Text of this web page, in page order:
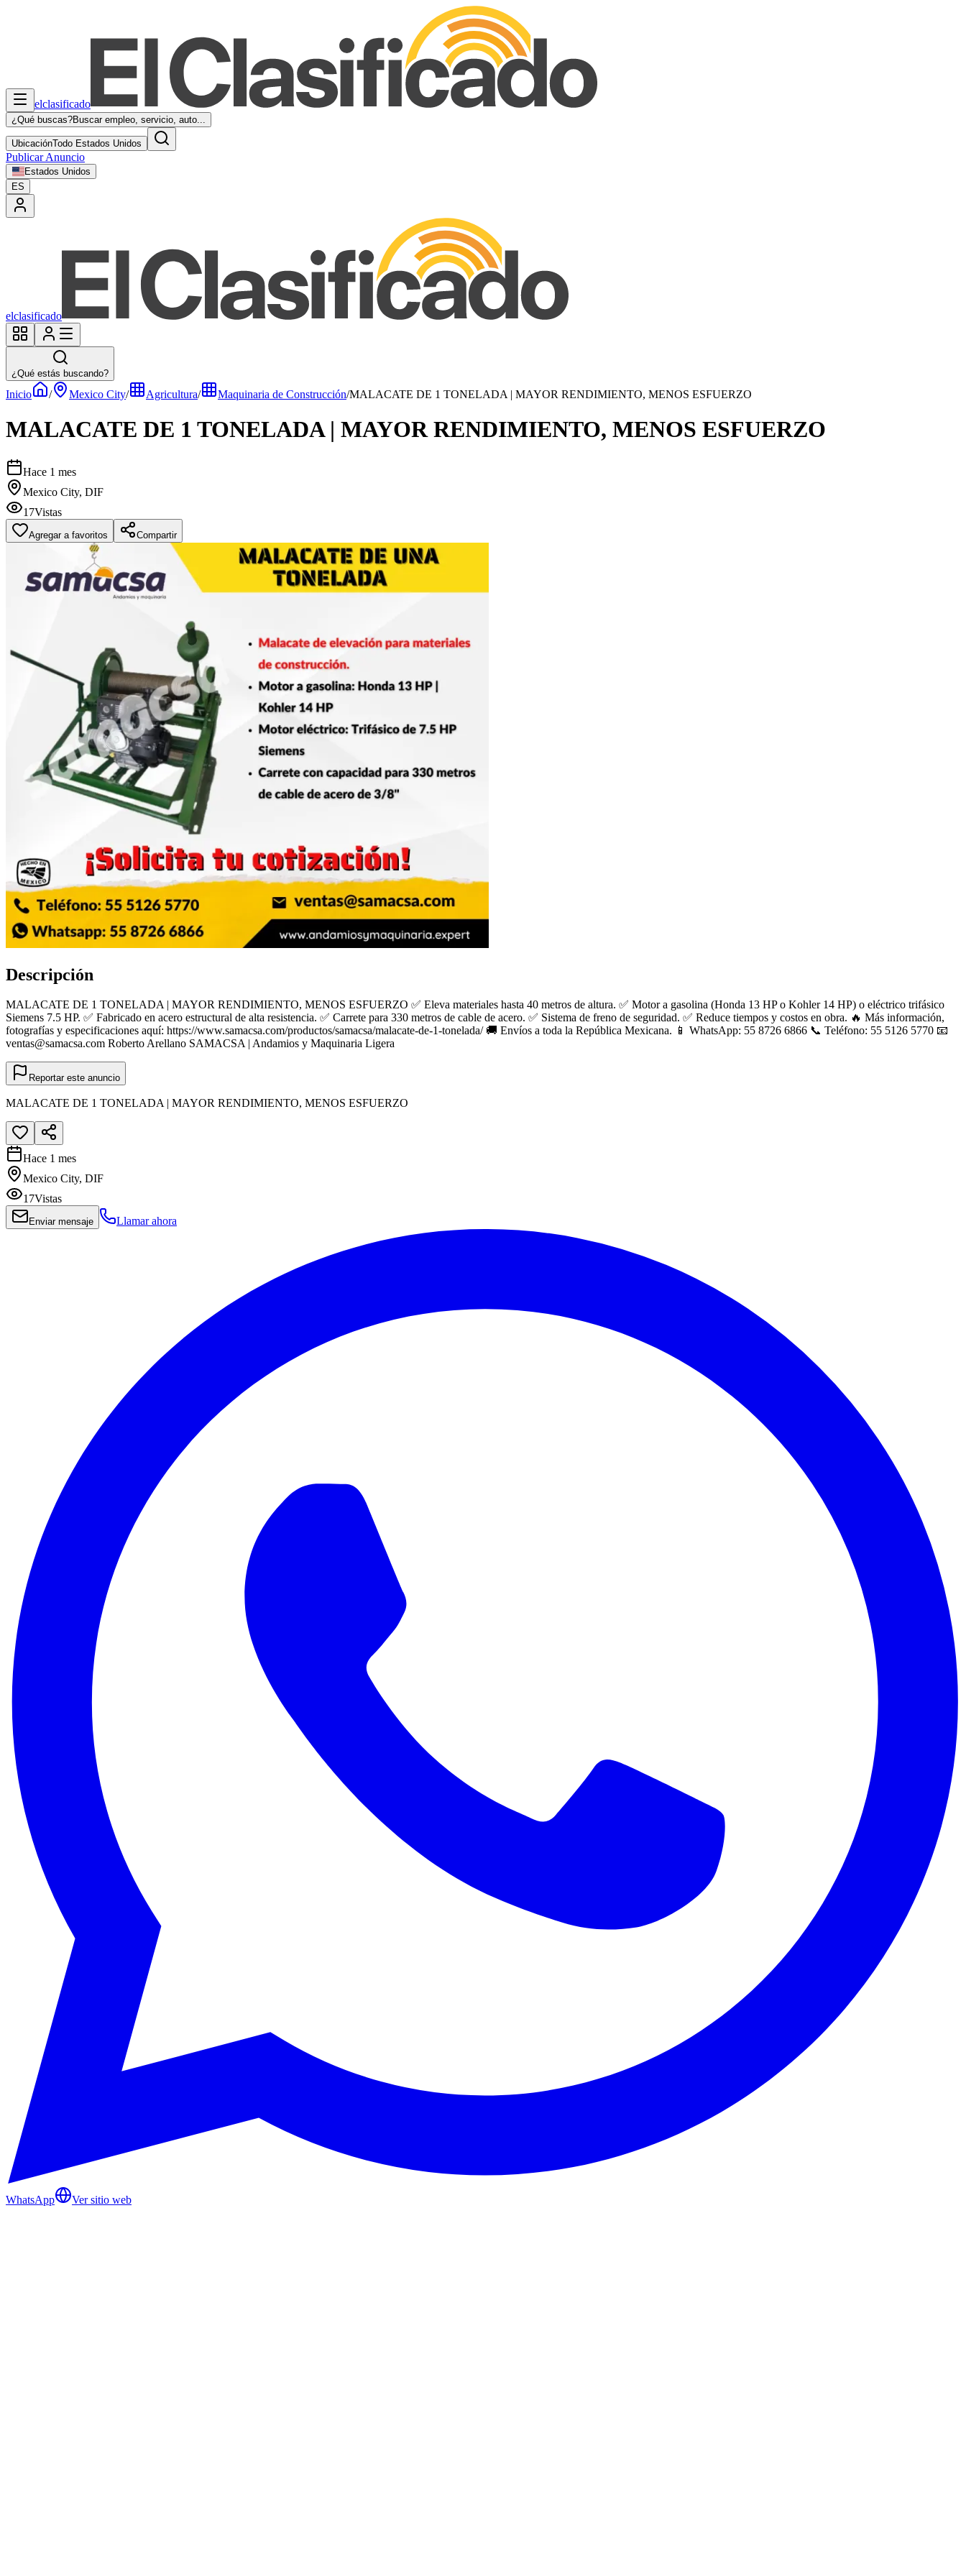
elclasificado
¿Qué buscas?Buscar empleo, servicio, auto...
UbicaciónTodo Estados Unidos
Publicar Anuncio
Estados Unidos
ES
elclasificado
¿Qué estás buscando?
Inicio / Mexico City/ Agricultura/ Maquinaria de Construcción/MALACATE DE 1 TONELADA | MAYOR RENDIMIENTO, MENOS ESFUERZO
MALACATE DE 1 TONELADA | MAYOR RENDIMIENTO, MENOS ESFUERZO
Hace 1 mes
Mexico City, DIF
17Vistas
Agregar a favoritos Compartir
Descripción
MALACATE DE 1 TONELADA | MAYOR RENDIMIENTO, MENOS ESFUERZO ✅ Eleva materiales hasta 40 metros de altura. ✅ Motor a gasolina (Honda 13 HP o Kohler 14 HP) o eléctrico trifásico
Siemens 7.5 HP. ✅ Fabricado en acero estructural de alta resistencia. ✅ Carrete para 330 metros de cable de acero. ✅ Sistema de freno de seguridad. ✅ Reduce tiempos y costos en obra. 🔥 Más información,
fotografías y especificaciones aquí: https://www.samacsa.com/productos/samacsa/malacate-de-1-tonelada/ 🚚 Envíos a toda la República Mexicana. 📱 WhatsApp: 55 8726 6866 📞 Teléfono: 55 5126 5770 📧
ventas@samacsa.com Roberto Arellano SAMACSA | Andamios y Maquinaria Ligera
Reportar este anuncio
MALACATE DE 1 TONELADA | MAYOR RENDIMIENTO, MENOS ESFUERZO
Hace 1 mes
Mexico City, DIF
17Vistas
Enviar mensaje Llamar ahora
WhatsApp Ver sitio web